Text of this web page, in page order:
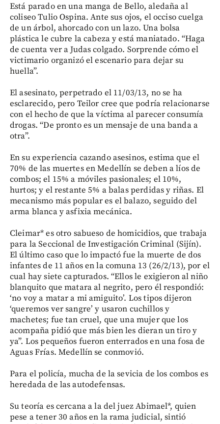
Está parado en una manga de Bello, aledaña al
coliseo Tulio Ospina. Ante sus ojos, el occiso cuelga
de un árbol, ahorcado con un lazo. Una bolsa
plástica le cubre la cabeza y está maniatado. “Haga
de cuenta ver a Judas colgado. Sorprende cómo el
victimario organizó el escenario para dejar su
huella”.
El asesinato, perpetrado el 11/03/13, no se ha
esclarecido, pero Teilor cree que podría relacionarse
con el hecho de que la víctima al parecer consumía
drogas. “De pronto es un mensaje de una banda a
otra”.
En su experiencia cazando asesinos, estima que el
70% de las muertes en Medellín se deben a líos de
combos; el 15% a móviles pasionales; el 10%,
hurtos; y el restante 5% a balas perdidas y riñas. El
mecanismo más popular es el balazo, seguido del
arma blanca y asfixia mecánica.
Cleimar* es otro sabueso de homicidios, que trabaja
para la Seccional de Investigación Criminal (Sijín).
El último caso que lo impactó fue la muerte de dos
infantes de 11 años en la comuna 13 (26/2/13), por el
cual hay siete capturados. “Ellos le exigieron al niño
blanquito que matara al negrito, pero él respondió:
‘no voy a matar a mi amiguito’. Los tipos dijeron
‘queremos ver sangre’ y usaron cuchillos y
machetes; fue tan cruel, que una mujer que los
acompaña pidió que más bien les dieran un tiro y
ya”. Los pequeños fueron enterrados en una fosa de
Aguas Frías. Medellín se conmovió.
Para el policía, mucha de la sevicia de los combos es
heredada de las autodefensas.
Su teoría es cercana a la del juez Abimael*, quien
pese a tener 30 años en la rama judicial, sintió